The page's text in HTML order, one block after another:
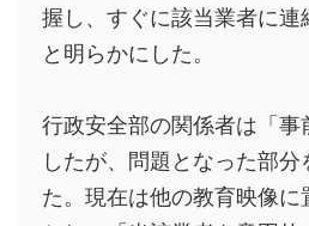
握し、すぐに該当業者に連
と明らかにした。
行政安全部の関係者は「
したが、問題となった部
た。現在は他の教育映像に